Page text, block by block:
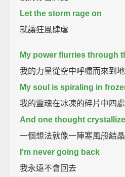
Let the storm rage on
就讓狂風肆虐
My power flurries through
我的力量從空中呼嘯而來到
My soul is spiraling in
我的靈魂在冰凍的碎片中四
And one thought
一個想法就像一陣寒風般結晶
I'm never going back
我永遠不會回去